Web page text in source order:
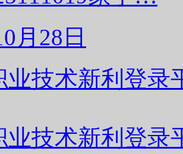
月28日
业技术新利登录
业技术新利登录